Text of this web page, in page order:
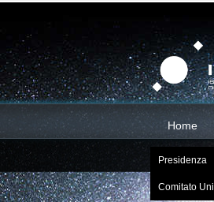
contenuti.
Salta
alla
navigazione
Home
Presidenza
Comitato